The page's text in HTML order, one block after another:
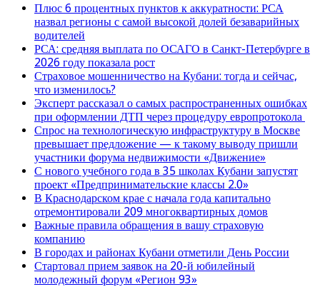
Плюс 6 процентных пунктов к аккуратности: РСА
назвал регионы с самой высокой долей безаварийных
водителей
РСА: средняя выплата по ОСАГО в Санкт-Петербурге в
2026 году показала рост
Страховое мошенничество на Кубани: тогда и сейчас,
что изменилось?
Эксперт рассказал о самых распространенных ошибках
при оформлении ДТП через процедуру европротокола
Спрос на технологическую инфраструктуру в Москве
превышает предложение — к такому выводу пришли
участники форума недвижимости «Движение»
С нового учебного года в 35 школах Кубани запустят
проект «Предпринимательские классы 2.0»
В Краснодарском крае с начала года капитально
отремонтировали 209 многоквартирных домов
Важные правила обращения в вашу страховую
компанию
В городах и районах Кубани отметили День России
Стартовал прием заявок на 20-й юбилейный
молодежный форум «Регион 93»